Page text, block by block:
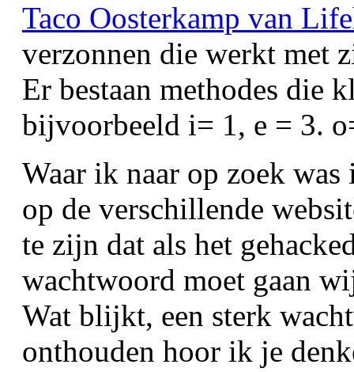
Taco Oosterkamp van
verzonnen die werkt met
Er bestaan methodes die
bijvoorbeeld i= 1, e = 3.
Waar ik naar op zoek
op de verschillende
te zijn dat als het
wachtwoord moet gaan
Wat blijkt, een sterk
onthouden hoor ik je